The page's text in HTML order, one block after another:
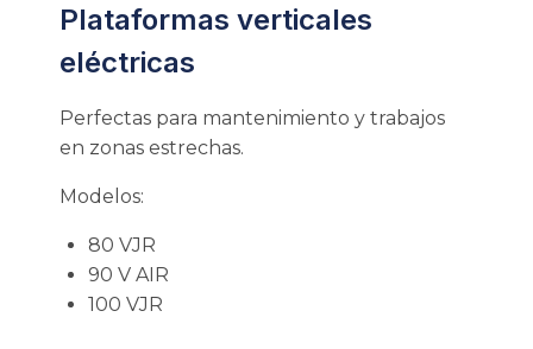
Plataformas verticales
eléctricas
Perfectas para mantenimiento y trabajos
en zonas estrechas.
Modelos:
80 VJR
90 V AIR
100 VJR